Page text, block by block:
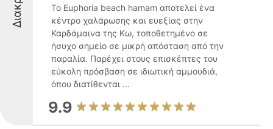
Το Euphoria beach hamam αποτελεί ένα
κέντρο χαλάρωσης και ευεξίας στην
Καρδάμαινα της Κω, τοποθετημένο σε
ήσυχο σημείο σε μικρή απόσταση από την
παραλία. Παρέχει στους επισκέπτες του
εύκολη πρόσβαση σε ιδιωτική αμμουδιά,
όπου διατίθενται ...
9.9